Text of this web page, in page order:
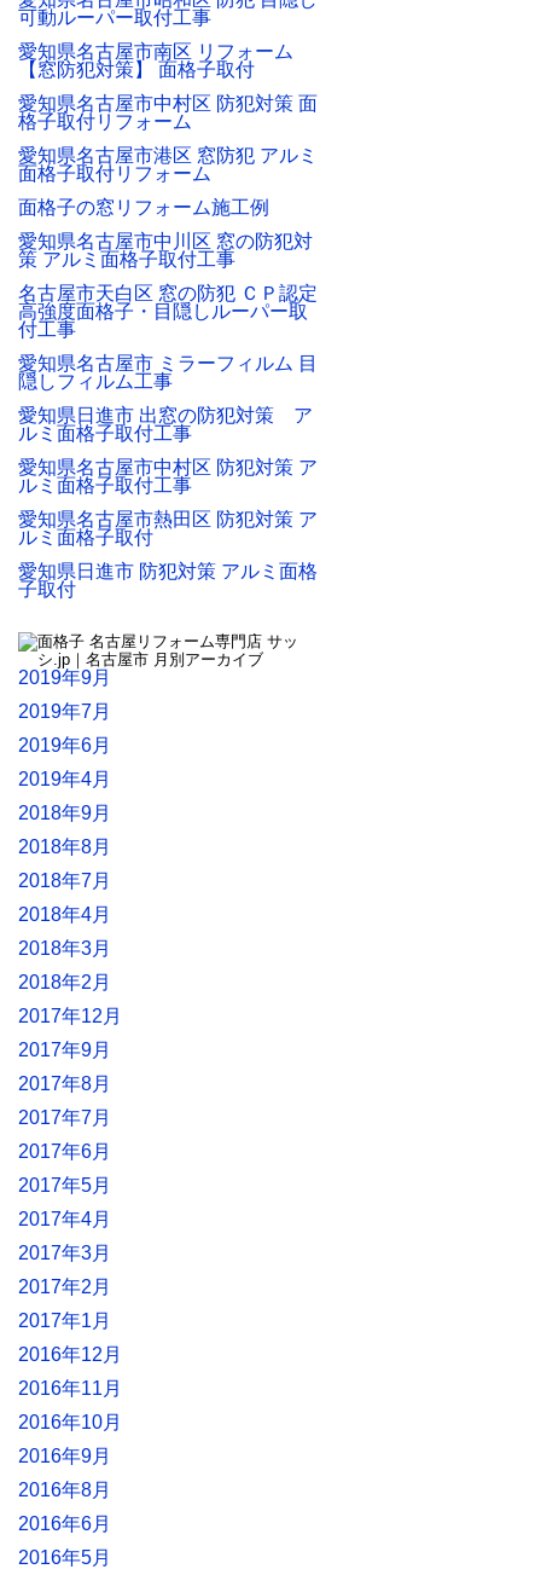
可動ルーパー取付工事
愛知県名古屋市南区 リフォーム
【窓防犯対策】 面格子取付
愛知県名古屋市中村区 防犯対策 面
格子取付リフォーム
愛知県名古屋市港区 窓防犯 アルミ
面格子取付リフォーム
面格子の窓リフォーム施工例
愛知県名古屋市中川区 窓の防犯対
策 アルミ面格子取付工事
名古屋市天白区 窓の防犯 ＣＰ認定
高強度面格子・目隠しルーパー取
付工事
愛知県名古屋市 ミラーフィルム 目
隠しフィルム工事
愛知県日進市 出窓の防犯対策 ア
ルミ面格子取付工事
愛知県名古屋市中村区 防犯対策 ア
ルミ面格子取付工事
愛知県名古屋市熱田区 防犯対策 ア
ルミ面格子取付
愛知県日進市 防犯対策 アルミ面格
子取付
2019年9月
2019年7月
2019年6月
2019年4月
2018年9月
2018年8月
2018年7月
2018年4月
2018年3月
2018年2月
2017年12月
2017年9月
2017年8月
2017年7月
2017年6月
2017年5月
2017年4月
2017年3月
2017年2月
2017年1月
2016年12月
2016年11月
2016年10月
2016年9月
2016年8月
2016年6月
2016年5月